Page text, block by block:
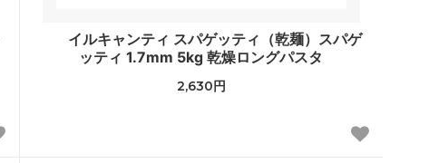
イルキャンティ スパゲッティ（乾麺）スパゲ
ッティ 1.7mm 5kg 乾燥ロングパスタ
2,630円